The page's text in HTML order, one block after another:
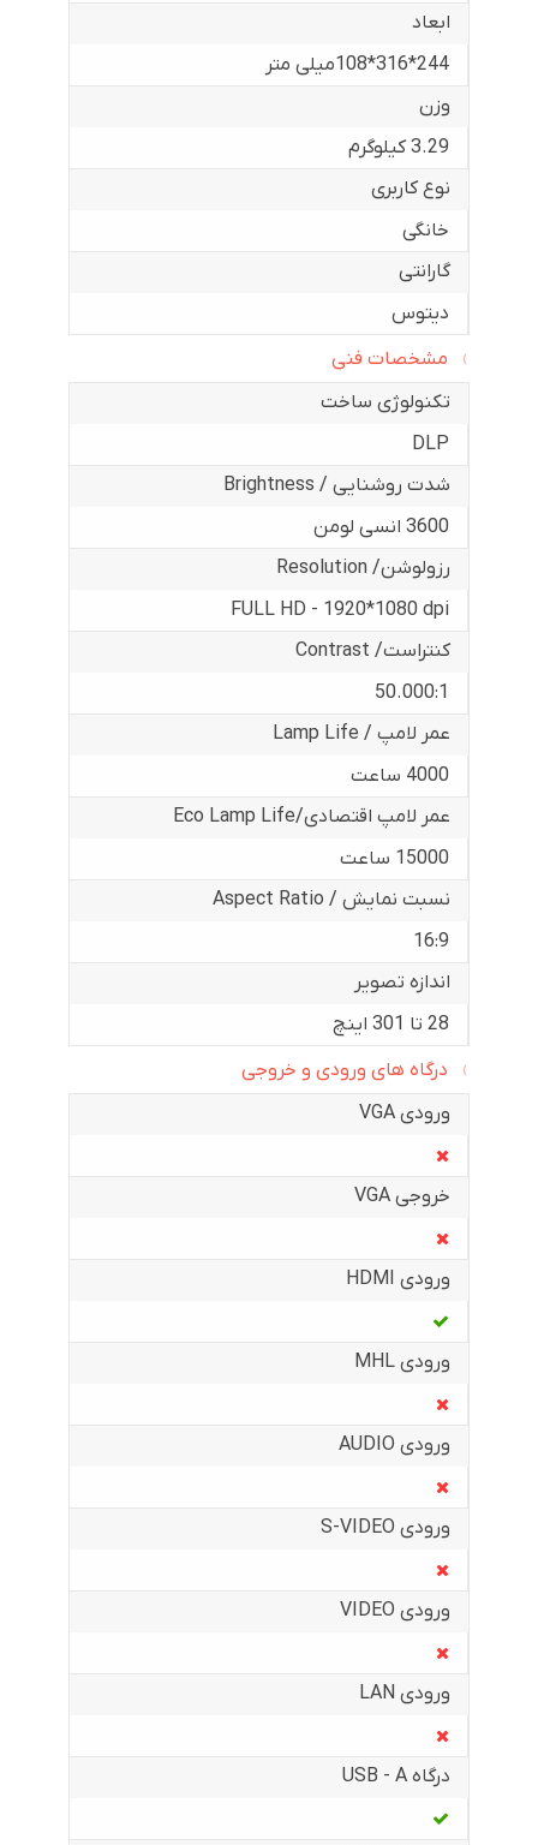
ابعاد
244*316*108میلی متر
وزن
3.29 کیلوگرم
نوع کاربری
خانگی
گارانتی
دیتوس
مشخصات فنی
تکنولوژی ساخت
DLP
شدت روشنایی / Brightness
3600 انسی لومن
رزولوشن/ Resolution
FULL HD - 1920*1080 dpi
کنتراست/ Contrast
50.000:1
عمر لامپ / Lamp Life
4000 ساعت
عمر لامپ اقتصادی/Eco Lamp Life
15000 ساعت
نسبت نمایش / Aspect Ratio
16:9
اندازه تصویر
28 تا 301 اینچ
درگاه های ورودی و خروجی
ورودی VGA
خروجی VGA
ورودی HDMI
ورودی MHL
ورودی AUDIO
ورودی S-VIDEO
ورودی VIDEO
ورودی LAN
درگاه USB - A